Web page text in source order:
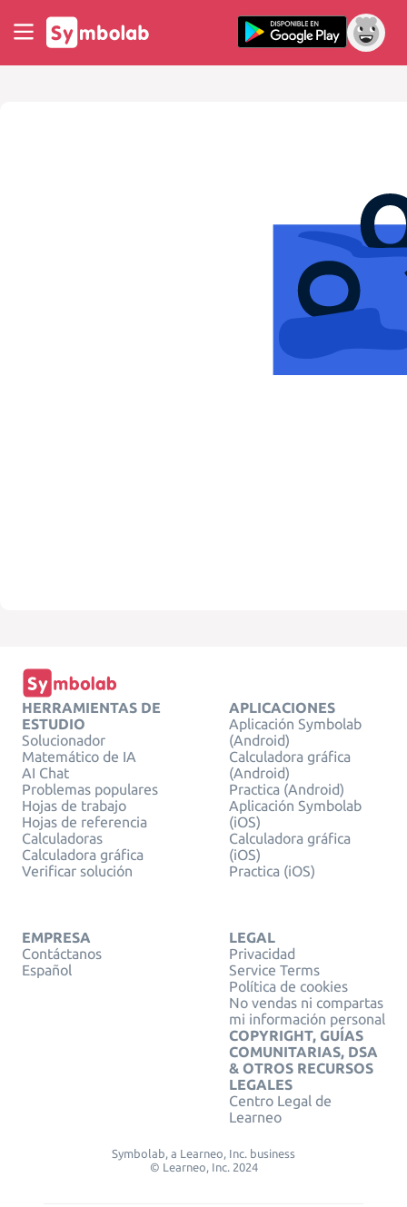
HERRAMIENTAS DE
ESTUDIO
Solucionador
Matemático de IA
AI Chat
Problemas populares
Hojas de trabajo
Hojas de referencia
Calculadoras
Calculadora gráfica
Verificar solución
APLICACIONES
Aplicación Symbolab
(Android)
Calculadora gráfica
(Android)
Practica (Android)
Aplicación Symbolab
(iOS)
Calculadora gráfica
(iOS)
Practica (iOS)
EMPRESA
Contáctanos
Español
LEGAL
Privacidad
Service Terms
Política de cookies
No vendas ni compartas
mi información personal
COPYRIGHT, GUÍAS
COMUNITARIAS, DSA
& OTROS RECURSOS
LEGALES
Centro Legal de
Learneo
Symbolab, a Learneo, Inc. business
© Learneo, Inc. 2024